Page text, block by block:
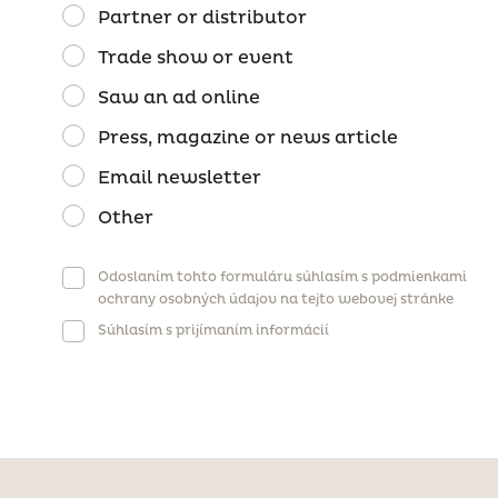
Partner or distributor
Trade show or event
Saw an ad online
Press, magazine or news article
Email newsletter
Other
Odoslaním tohto formuláru súhlasím s podmienkami
ochrany osobných údajov na tejto webovej stránke
Súhlasím s prijímaním informácií